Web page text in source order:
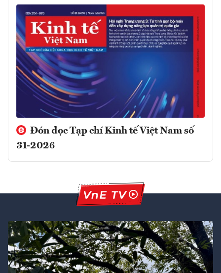
Đón đọc Tạp chí Kinh tế Việt Nam số
31-2026